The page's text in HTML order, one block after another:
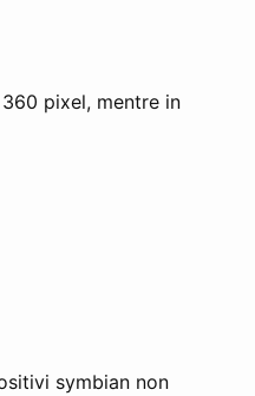
pixel, mentre in
symbian non